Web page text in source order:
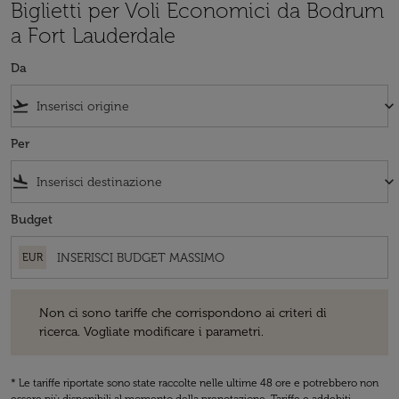
Biglietti per Voli Economici da Bodrum
a Fort Lauderdale
Da
flight_takeoff keyboard_arrow_down
Per
flight_land keyboard_arrow_down
Budget
EUR
Non ci sono tariffe che corrispondono ai criteri di
ricerca. Vogliate modificare i parametri.
* Le tariffe riportate sono state raccolte nelle ultime 48 ore e potrebbero non